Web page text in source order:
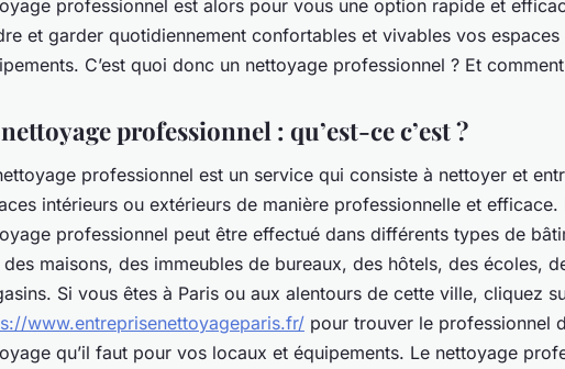
professionnel est alors pour vous une option rapide et
et garder quotidiennement confortables et vivables vos espaces
C’est quoi donc un nettoyage professionnel ? Et comment
professionnel : qu’est-ce c’est ?
professionnel est un service qui consiste à nettoyer et
intérieurs ou extérieurs de manière professionnelle et efficace.
professionnel peut être effectué dans différents types de
des maisons, des immeubles de bureaux, des hôtels, des écoles,
Si vous êtes à Paris ou aux alentours de cette ville, cliquez
www.entreprisenettoyageparis.fr/ pour trouver le professionnel
qu’il faut pour vos locaux et équipements. Le nettoyage